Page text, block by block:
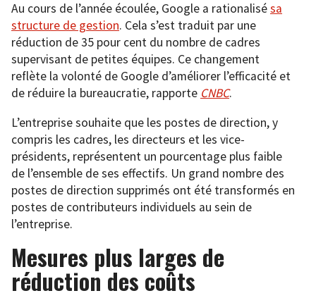
Au cours de l’année écoulée, Google a rationalisésa
structure de gestion. Cela s’est traduit par une
réduction de 35 pour cent du nombre de cadres
supervisant de petites équipes. Ce changement
reflète la volonté de Google d’améliorer l’efficacité et
de réduire la bureaucratie, rapporte CNBC.
L’entreprise souhaite que les postes de direction, y
compris les cadres, les directeurs et les vice-
présidents, représentent un pourcentage plus faible
de l’ensemble de ses effectifs. Un grand nombre des
postes de direction supprimés ont été transformés en
postes de contributeurs individuels au sein de
l’entreprise.
Mesures plus larges de
réduction des coûts